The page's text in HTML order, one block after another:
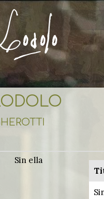
Sin ella